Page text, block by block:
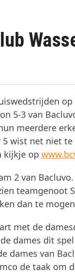
5-3 van
meerdere
5 wist net niet
kijkje op
2 van
teamgenoot
dan te
met de
dames dit
dames van
de taak